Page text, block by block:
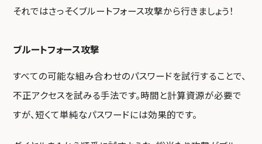
それではさっそくブルートフォース攻撃から行きましょう！
ブルートフォース攻撃
すべての可能な組み合わせのパスワードを試行することで、
不正アクセスを試みる手法です。時間と計算資源が必要で
すが、短くて単純なパスワードには効果的です。